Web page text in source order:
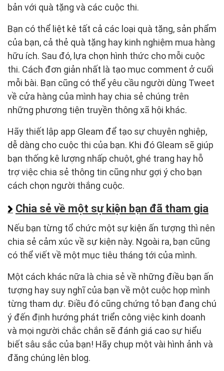
bản với quà tặng và các cuộc thi.
Bạn có thể liệt kê tất cả các loại quà tặng, sản phẩm
của bạn, cả thẻ quà tặng hay kinh nghiệm mua hàng
hữu ích. Sau đó, lựa chọn hình thức cho mỗi cuộc
thi. Cách đơn giản nhất là tạo mục comment ở cuối
mỗi bài. Bạn cũng có thể yêu cầu người dùng Tweet
về cửa hàng của mình hay chia sẻ chúng trên
những phương tiện truyền thông xã hội khác.
Hãy thiết lập app Gleam để tạo sự chuyên nghiệp,
dễ dàng cho cuộc thi của bạn. Khi đó Gleam sẽ giúp
bạn thống kê lượng nhấp chuột, ghé trang hay hỗ
trợ việc chia sẻ thông tin cũng như gợi ý cho bạn
cách chọn người thắng cuộc.
Chia sẻ về một sự kiện bạn đã tham gia
Nếu bạn từng tổ chức một sự kiện ấn tượng thì nên
chia sẻ cảm xúc về sự kiện này. Ngoài ra, bạn cũng
có thể viết về một mục tiêu tháng tới của mình.
Một cách khác nữa là chia sẻ về những điều bạn ấn
tượng hay suy nghĩ của bạn về một cuộc họp mình
từng tham dự. Điều đó cũng chứng tỏ bạn đang chú
ý đến định hướng phát triển công việc kinh doanh
và mọi người chắc chắn sẽ đánh giá cao sự hiểu
biết sâu sắc của bạn! Hãy chụp một vài hình ảnh và
đăng chúng lên blog.